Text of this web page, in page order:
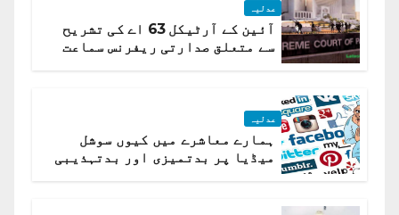
عدلیہ
آئین کے آرٹیکل 63 اے کی تشریح
سے متعلق صدارتی ریفرنس سماعت
عدلیہ
ہمارے معاشرے میں کیوں سوشل
میڈیا پر بدتمیزی اور بدتہذیبی